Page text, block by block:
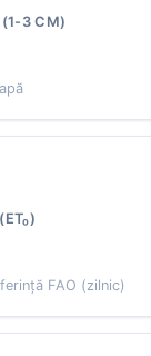
(1-3 CM)
FAO (zilnic)